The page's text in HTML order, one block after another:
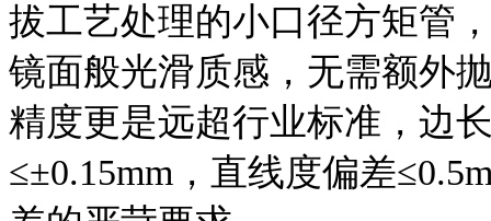
拔工艺处理的小口径方矩管
镜面般光滑质感，无需额外
精度更是远超行业标准，边
≤±0.15mm，直线度偏差